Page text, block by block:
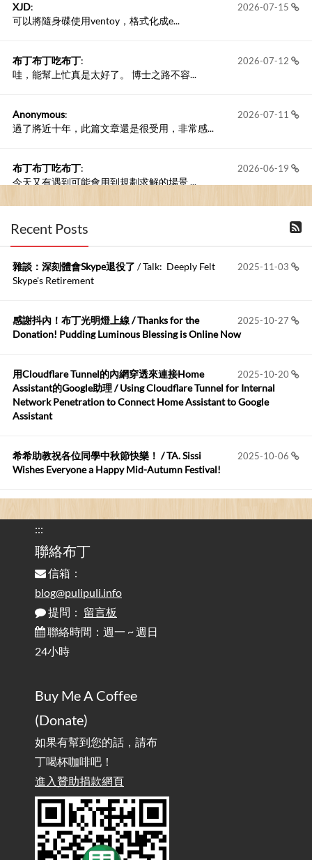
2026-07-15
XJD:
可以將隨身碟使用ventoy，格式化成e...
2026-07-12
布丁布丁吃布丁:
哇，能幫上忙真是太好了。 博士之路不容...
2026-07-11
Anonymous:
過了將近十年，此篇文章還是很受用，非常感...
2026-06-19
布丁布丁吃布丁:
今天又有遇到可能會用到規劃求解的場景 ...
2026-06-18
布丁布丁吃布丁
kage好像也可以下載整個網站 感謝分享
Anonymous
2026-05-17
布丁布丁吃布丁:
2026-05-15
Robertmycs:
這篇WinXP公用電腦安裝與優化的步驟超...
您好,首先肯定感謝您造福許多莘莘學子。有...
Recent Posts
2025-11-03
雜談：深刻體會Skype退役了 / Talk: Deeply Felt
Skype's Retirement
2025-10-27
感謝抖內！布丁光明燈上線 / Thanks for the
Donation! Pudding Luminous Blessing is Online Now
2025-10-20
用Cloudflare Tunnel的內網穿透來連接Home
Assistant的Google助理 / Using Cloudflare Tunnel for Internal
Network Penetration to Connect Home Assistant to Google
Assistant
2025-10-06
希希助教祝各位同學中秋節快樂！ / TA. Sissi
Wishes Everyone a Happy Mid-Autumn Festival!
2025-08-25
為何桌前打字總是腰痠背痛？桌子高度和螢幕高度
對人體工學的影響 / The Effect of Desk and Monitor Height on
Ergonomics: Why Does Typing at a Desk Often Lead to Back Pain?
行動網路無法連線？三星手機簡易解決方案
/ Mobile Network Not Connecting? Easy Solutions for Samsung
實作相容OpenAI API，但背後不是OpenAI的API服
務 / Implementing OpenAI API-Compatible Services, But Not
Powered by OpenAI
雜談：生活小技巧之用魔鬼氈避免機車鑰匙脫落吧
/ Talk: Use Velcro to Prevent Your Motorcycle Key From Falling
AdGuard Home不只是拿來擋廣告/ AdGuard
:::
聯絡布丁
信箱：
blog@pulipuli.info
提問： 留言板
聯絡時間：週一 ~ 週日
24小時
Buy Me A Coffee
(Donate)
如果有幫到您的話，請布
丁喝杯咖啡吧！
進入贊助捐款網頁